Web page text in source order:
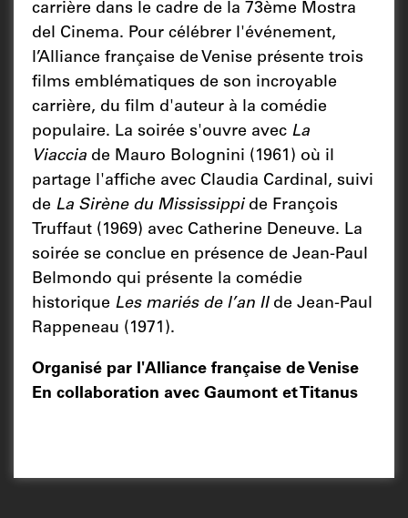
carrière dans le cadre de la 73ème Mostra
del Cinema. Pour célébrer l'événement,
l’Alliance française de Venise présente trois
films emblématiques de son incroyable
carrière, du film d'auteur à la comédie
populaire. La soirée s'ouvre avec La
Viaccia de Mauro Bolognini (1961) où il
partage l'affiche avec Claudia Cardinal, suivi
de La Sirène du Mississippi de François
Truffaut (1969) avec Catherine Deneuve. La
soirée se conclue en présence de Jean-Paul
Belmondo qui présente la comédie
historique Les mariés de l’an IIde Jean-Paul
Rappeneau (1971).
Organisé par l'Alliance française de Venise
En collaboration avec Gaumont et Titanus